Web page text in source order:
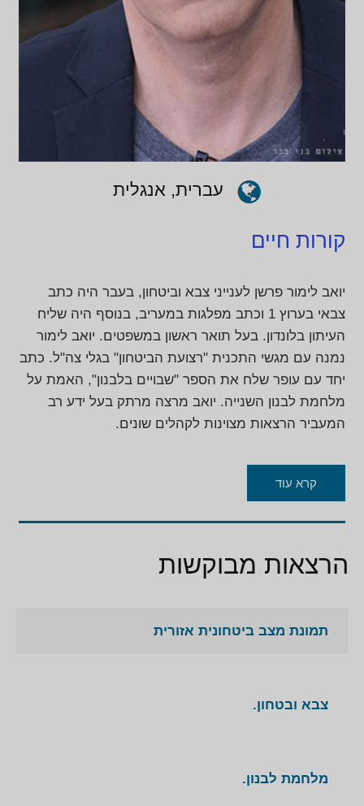
עברית, אנגלית
קורות חיים
יואב לימור פרשן לענייני צבא וביטחון, בעבר היה כתב
צבאי בערוץ 1 וכתב מפלגות במעריב, בנוסף היה שליח
העיתון בלונדון. בעל תואר ראשון במשפטים. יואב לימור
נמנה עם מגשי התכנית "רצועת הביטחון" בגלי צה"ל. כתב
יחד עם עופר שלח את הספר "שבויים בלבנון", האמת על
מלחמת לבנון השנייה. יואב מרצה מרתק בעל ידע רב
המעביר הרצאות מצוינות לקהלים שונים.
קרא עוד
הרצאות מבוקשות
תמונת מצב ביטחונית אזורית
צבא ובטחון.
מלחמת לבנון.